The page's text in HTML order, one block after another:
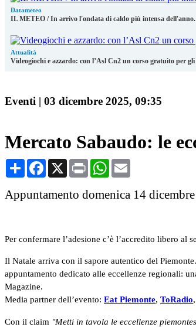
Datameteo
IL METEO / In arrivo l'ondata di caldo più intensa dell'anno.
Attualità
Videogiochi e azzardo: con l’Asl Cn2 un corso gratuito per
Eventi | 03 dicembre 2025, 09:35
Mercato Sabaudo: le
CondividiFacebook
X Print WhatsApp
Appuntamento domenica 14
Per confermare l’adesione c’è l’accredito libero al
Il Natale arriva con il sapore autentico del
appuntamento dedicato alle eccellenze regionali:
Magazine.
Media partner dell’evento: Eat Piemonte, ToRadio,
Con il claim "Metti in tavola le eccellenze